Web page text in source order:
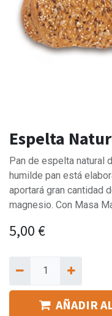
Espelta
Pan de espelta natural
humilde pan está
aportará gran cantidad
magnesio. Con Masa
5,00 €
AÑADIR